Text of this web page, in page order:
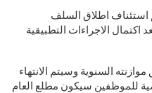
اطلاق السلف
اكتمال الاجراءات التطبيقية
السنوية وسيتم الانتهاء
للموظفين سيكون مطلع العام